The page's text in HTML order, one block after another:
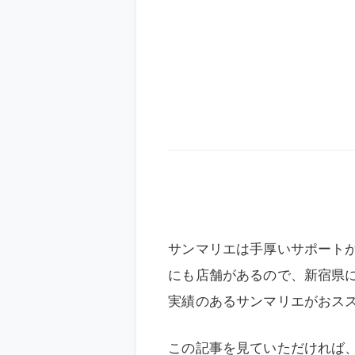
サンマリエは手厚いサポート
にも店舗があるので、新宿県
実績のあるサンマリエがおス
この記事を見ていただければ